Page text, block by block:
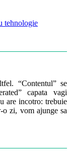
tehnologie
“Contentul” se
capata vagi
are incotro: trebuie
zi, vom ajunge sa